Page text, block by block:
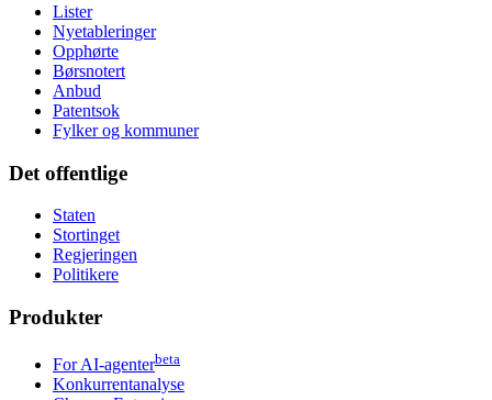
Lister
Nyetableringer
Opphørte
Børsnotert
Anbud
Patentsok
Fylker og kommuner
Det offentlige
Staten
Stortinget
Regjeringen
Politikere
Produkter
For AI-agenterbeta
Konkurrentanalyse